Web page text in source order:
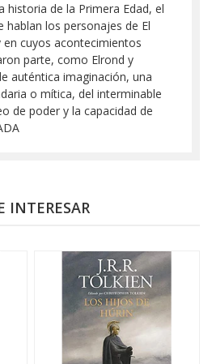
historia de la Primera Edad, el
hablan los personajes de El
en cuyos acontecimientos
parte, como Elrond y
auténtica imaginación, una
o mítica, del interminable
de poder y la capacidad de
INTERESAR